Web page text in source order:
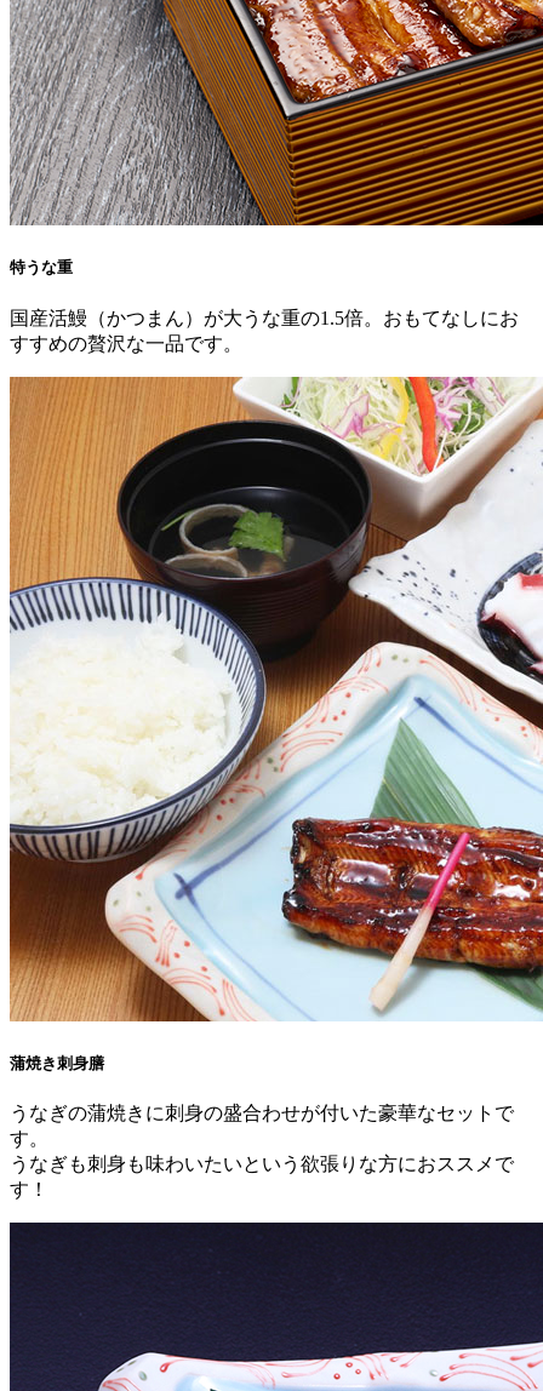
特うな重
国産活鰻（かつまん）が大うな重の1.5倍。おもてなしにお
すすめの贅沢な一品です。
蒲焼き刺身膳
うなぎの蒲焼きに刺身の盛合わせが付いた豪華なセットで
す。
うなぎも刺身も味わいたいという欲張りな方におススメで
す！